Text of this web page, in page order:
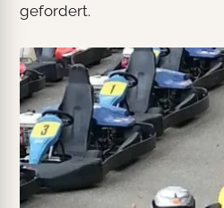
gefordert.